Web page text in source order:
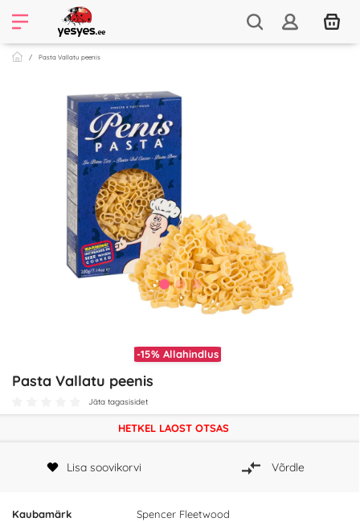
Pasta Vallatu peenis
-15% Allahindlus
Pasta Vallatu peenis
Jäta tagasisidet
Kaubamärk Spencer Fleetwood
HETKEL LAOST OTSAS
Lisa soovikorvi Võrdle